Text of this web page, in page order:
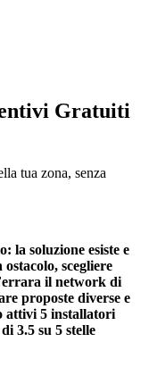
Gratuiti
tua zona, senza
la soluzione esiste e
scegliere
il network di
proposte diverse e
attivi 5 installatori
3.5 su 5 stelle